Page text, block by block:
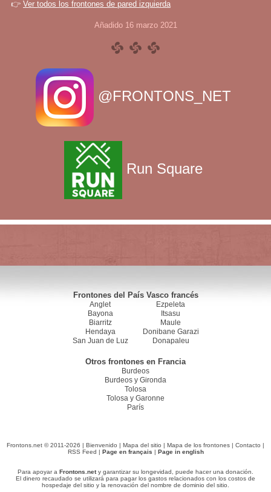
👉 Ver todos los frontones de pared izquierda
Añadido 16 marzo 2021
@FRONTONS_NET
Run Square
Frontones del País Vasco francés
Anglet
Bayona
Biarritz
Hendaya
San Juan de Luz
Ezpeleta
Itsasu
Maule
Donibane Garazi
Donapaleu
Otros frontones en Francia
Burdeos
Burdeos y Gironda
Tolosa
Tolosa y Garonne
París
Frontons.net © 2011-2026 | Bienvenido | Mapa del sitio | Mapa de los frontones | Contacto |
RSS Feed | Page en français | Page in english
Para apoyar a Frontons.nety garantizar su longevidad, puede hacer una donación.
El dinero recaudado se utilizará para pagar los gastos relacionados con los costos de
hospedaje del sitio y la renovación del nombre de dominio del sitio.